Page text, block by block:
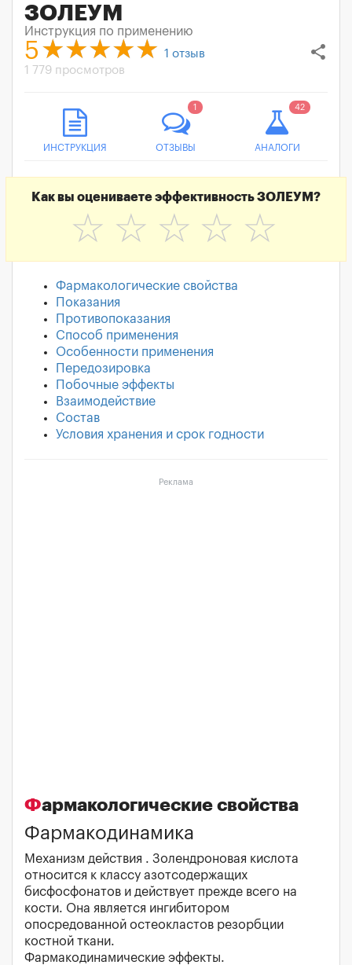
ЗОЛЕУМ
Инструкция по применению
share
5 1 отзыв
1 779 просмотров
ИНСТРУКЦИЯ ОТЗЫВЫ
1
АНАЛОГИ
42
Как вы оцениваете эффективность ЗОЛЕУМ?
☆
☆
☆
☆
☆
Фармакологические свойства
Показания
Противопоказания
Способ применения
Особенности применения
Передозировка
Побочные эффекты
Взаимодействие
Состав
Условия хранения и срок годности
Реклама
Фармакологические свойства
Фармакодинамика
Механизм действия . Золендроновая кислота
относится к классу азотсодержащих
бисфосфонатов и действует прежде всего на
кости. Она является ингибитором
опосредованной остеокластов резорбции
костной ткани.
Фармакодинамические эффекты.